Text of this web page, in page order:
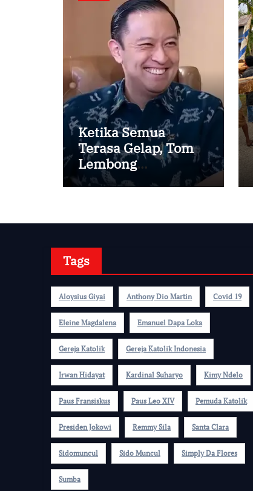
Ketika Semua
Terasa Gelap, Tom
Lembong
Menemukan Cinta
Tags
Aloysius Giyai Anthony Dio Martin Covid 19
Eleine Magdalena Emanuel Dapa Loka
Gereja Katolik Gereja Katolik Indonesia
Irwan Hidayat Kardinal Suharyo Kimy Ndelo
Paus Fransiskus Paus Leo XIV Pemuda Katolik
Presiden Jokowi Remmy Sila Santa Clara
Sidomuncul Sido Muncul Simply Da Flores
Sumba